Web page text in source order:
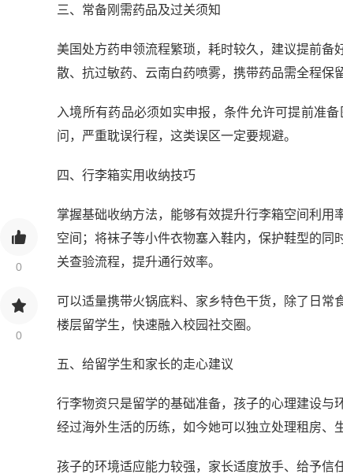
0
0
三、常备刚需药品及过关须知
美国处方药申领流程繁琐，耗时较久，建议提前
散、抗过敏药、云南白药喷雾，携带药品需全程保
入境所有药品必须如实申报，条件允许可提前准
问，严重耽误行程，这类误区一定要规避。
四、行李箱实用收纳技巧
掌握基础收纳方法，能够有效提升行李箱空间利用
空间；将袜子等小件衣物塞入鞋内，保护鞋型的
关查验流程，提升通行效率。
可以适量携带火锅底料、家乡特色干货，除了日常
楼层留学生，快速融入校园社交圈。
五、给留学生和家长的走心建议
行李物资只是留学的基础准备，孩子的心理建设与
经过海外生活的历练，如今她可以独立处理租房、
孩子的环境适应能力较强，家长适度放手、给予